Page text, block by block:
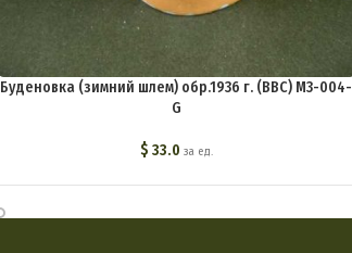
Буденовка (зимний шлем) обр.1936 г. (ВВС) M3-004-
G
$ 33.0 за ед.